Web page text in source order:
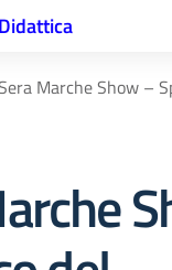
Didattica
Marche Show –